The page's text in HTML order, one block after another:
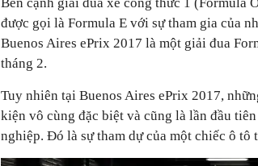
được gọi là Formula E với sự tham gia của
Buenos Aires ePrix 2017 là một giải đua
tháng 2.
Tuy nhiên tại Buenos Aires ePrix 2017,
kiện vô cùng đặc biệt và cũng là lần đầu
nghiệp. Đó là sự tham dự của một chiếc ô